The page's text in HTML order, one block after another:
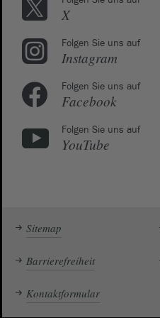
X
Folgen Sie uns auf
Instagram
Folgen Sie uns auf
Facebook
Folgen Sie uns auf
YouTube
Sitemap
Barrierefreiheit
Kontaktformular